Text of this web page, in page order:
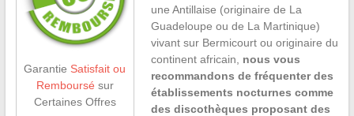
Garantie Satisfait ou
Remboursé sur
Certaines Offres
une Antillaise (originaire de La
Guadeloupe ou de La Martinique)
vivant sur Bermicourt ou originaire du
continent africain, nous vous
recommandons de fréquenter des
établissements nocturnes comme
des discothèques proposant des